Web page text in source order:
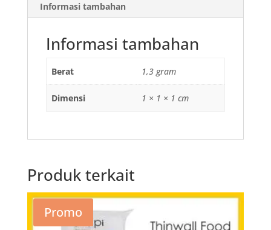
Informasi tambahan
Informasi tambahan
Berat 1,3 gram
Dimensi 1 × 1 × 1 cm
Produk terkait
Promo